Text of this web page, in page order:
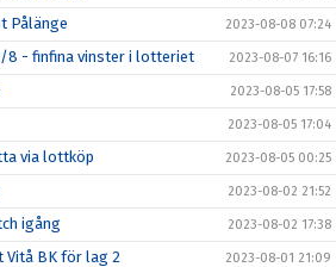
Pålänge 2023-08-08 07:24
8 - finfina vinster i lotteriet 2023-08-07 16:16
2023-08-05 17:58
2023-08-05 17:04
via lottköp 2023-08-05 00:25
2023-08-02 21:52
igång 2023-08-02 17:38
Vitå BK för lag 2 2023-08-01 21:09